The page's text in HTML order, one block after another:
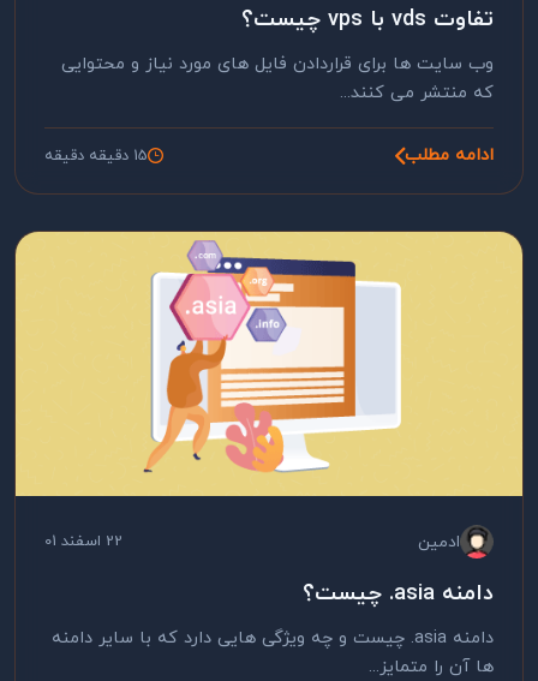
تفاوت vds با vps چیست؟
وب سایت ها برای قراردادن فایل های مورد نیاز و محتوایی
که منتشر می کنند...
ادامه مطلب 15 دقیقه دقیقه
ادمین 22 اسفند 01
دامنه asia. چیست؟
دامنه asia. چیست و چه ویژگی هایی دارد که با سایر دامنه
ها آن را متمایز...